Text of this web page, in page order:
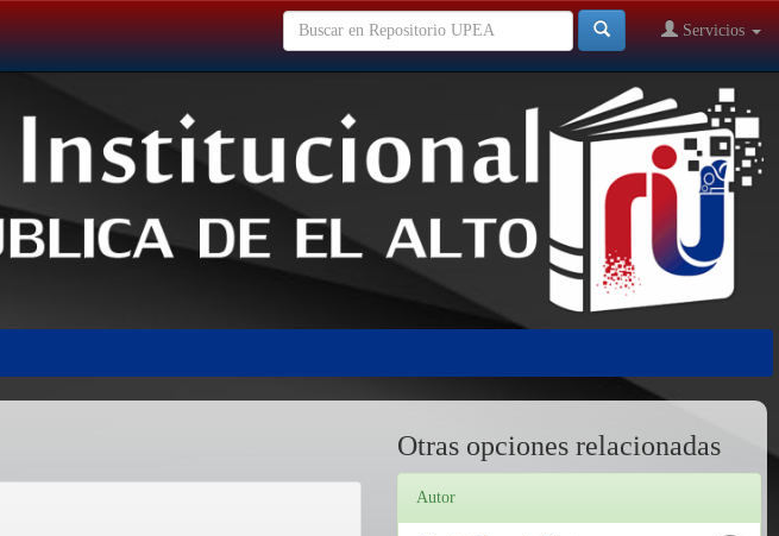
Servicios
Otras opciones relacionadas
Autor